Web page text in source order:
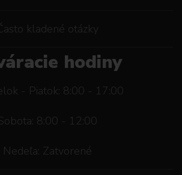
kladené otázky
hodiny
- Piatok: 8:00 - 17:00
8:00 - 12:00
Nedeľa: Zatvorené